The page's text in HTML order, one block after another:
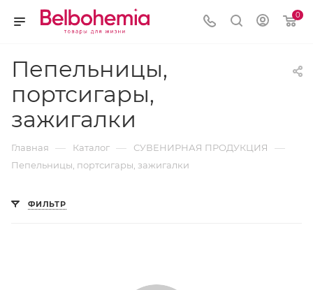
0
Пепельницы,
портсигары,
зажигалки
Главная — Каталог — СУВЕНИРНАЯ ПРОДУКЦИЯ —
Пепельницы, портсигары, зажигалки
ФИЛЬТР